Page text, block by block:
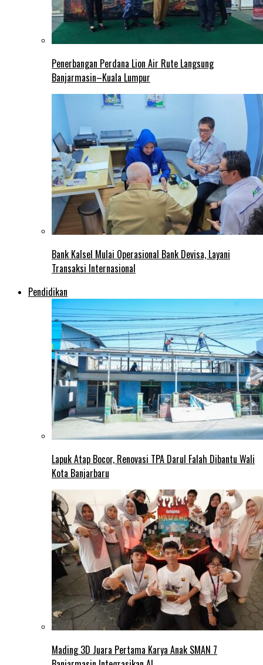
Penerbangan Perdana Lion Air Rute Langsung
Banjarmasin–Kuala Lumpur
Bank Kalsel Mulai Operasional Bank Devisa, Layani
Transaksi Internasional
Pendidikan
Lapuk Atap Bocor, Renovasi TPA Darul Falah Dibantu Wali
Kota Banjarbaru
Mading 3D Juara Pertama Karya Anak SMAN 7